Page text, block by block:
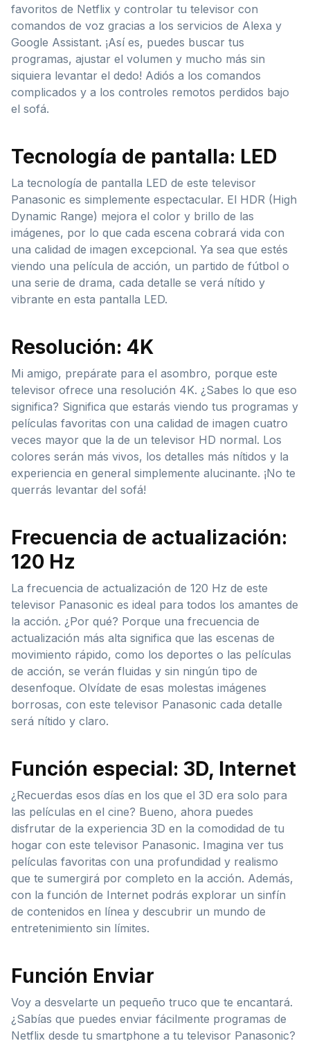
favoritos de Netflix y controlar tu televisor con
comandos de voz gracias a los servicios de Alexa y
Google Assistant. ¡Así es, puedes buscar tus
programas, ajustar el volumen y mucho más sin
siquiera levantar el dedo! Adiós a los comandos
complicados y a los controles remotos perdidos bajo
el sofá.
Tecnología de pantalla: LED
La tecnología de pantalla LED de este televisor
Panasonic es simplemente espectacular. El HDR (High
Dynamic Range) mejora el color y brillo de las
imágenes, por lo que cada escena cobrará vida con
una calidad de imagen excepcional. Ya sea que estés
viendo una película de acción, un partido de fútbol o
una serie de drama, cada detalle se verá nítido y
vibrante en esta pantalla LED.
Resolución: 4K
Mi amigo, prepárate para el asombro, porque este
televisor ofrece una resolución 4K. ¿Sabes lo que eso
significa? Significa que estarás viendo tus programas y
películas favoritas con una calidad de imagen cuatro
veces mayor que la de un televisor HD normal. Los
colores serán más vivos, los detalles más nítidos y la
experiencia en general simplemente alucinante. ¡No te
querrás levantar del sofá!
Frecuencia de actualización:
120 Hz
La frecuencia de actualización de 120 Hz de este
televisor Panasonic es ideal para todos los amantes de
la acción. ¿Por qué? Porque una frecuencia de
actualización más alta significa que las escenas de
movimiento rápido, como los deportes o las películas
de acción, se verán fluidas y sin ningún tipo de
desenfoque. Olvídate de esas molestas imágenes
borrosas, con este televisor Panasonic cada detalle
será nítido y claro.
Función especial: 3D, Internet
¿Recuerdas esos días en los que el 3D era solo para
las películas en el cine? Bueno, ahora puedes
disfrutar de la experiencia 3D en la comodidad de tu
hogar con este televisor Panasonic. Imagina ver tus
películas favoritas con una profundidad y realismo
que te sumergirá por completo en la acción. Además,
con la función de Internet podrás explorar un sinfín
de contenidos en línea y descubrir un mundo de
entretenimiento sin límites.
Función Enviar
Voy a desvelarte un pequeño truco que te encantará.
¿Sabías que puedes enviar fácilmente programas de
Netflix desde tu smartphone a tu televisor Panasonic?